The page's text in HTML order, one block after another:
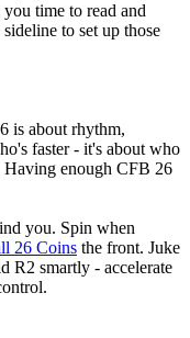
time to read and
to set up those
is about rhythm,
faster - it's about who
Having enough CFB 26
you. Spin when
26 Coins the front. Juke
R2 smartly - accelerate